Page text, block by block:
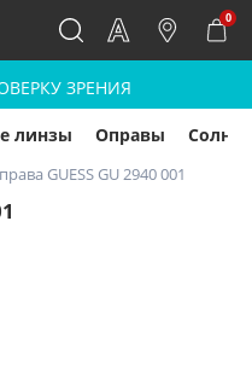
0
ЗРЕНИЯ
линзы Оправы
GUESS GU 2940 001